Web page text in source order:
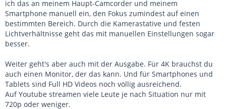
ich das an meinem Haupt-Camcorder und meinem
Smartphone manuell ein, den Fokus zumindest auf einen
bestimmten Bereich. Durch die Kamerastative und festen
Lichtverhältnisse geht das mit manuellen Einstellungen sogar
besser.
Weiter geht's aber auch mit der Ausgabe. Für 4K brauchst du
auch einen Monitor, der das kann. Und für Smartphones und
Tablets sind Full HD Videos noch völlig ausreichend.
Auf Youtube streamen viele Leute je nach Situation nur mit
720p oder weniger.